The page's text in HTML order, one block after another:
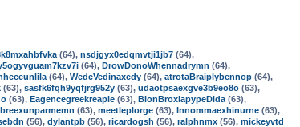
(64), nsdjgyx0edqmvtji1jb7 (64),
(64), DrowDonoWhennadrymn (64),
(64), WedeVedinaxedy (64), atrotaBraiplybennop (64),
(63), sasfk6fqh9yqfjrg952y (63), udaotpsaexgve3b9eo8o (63),
(63), Eagencegreekreaple (63), BionBroxiapypeDida (63),
(63), meetleplorge (63), Innommaexhinurne (63),
(56), dylantpb (56), ricardogsh (56), ralphnmx (56), mickeyvtd